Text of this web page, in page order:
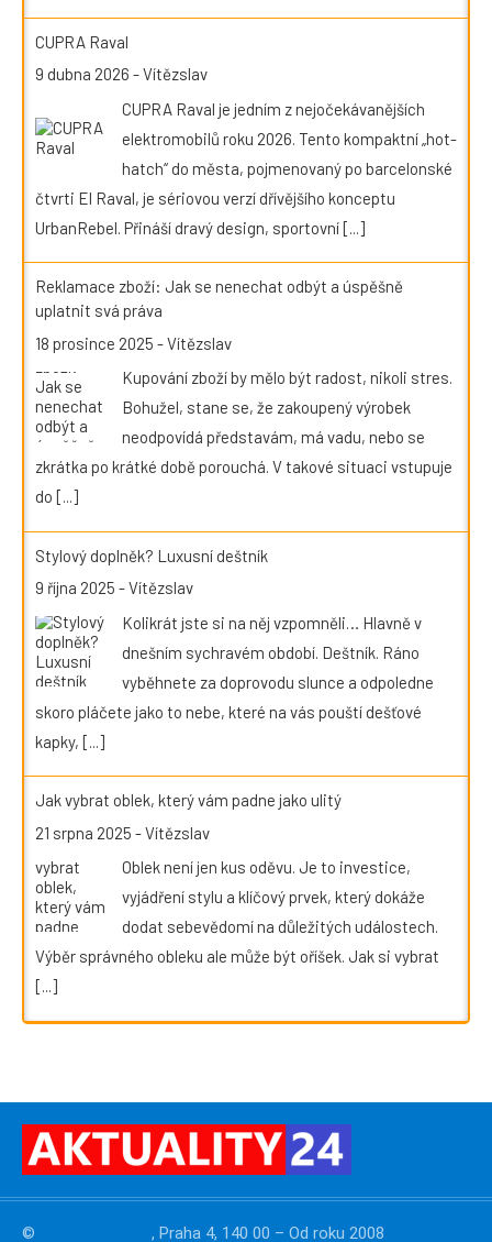
CUPRA Raval
9 dubna 2026 -Vítězslav
CUPRA Raval je jedním z nejočekávanějších
elektromobilů roku 2026. Tento kompaktní „hot-
hatch“ do města, pojmenovaný po barcelonské
čtvrti El Raval, je sériovou verzí dřívějšího konceptu
UrbanRebel. Přináší dravý design, sportovní[...]
Reklamace zboží: Jak se nenechat odbýt a úspěšně
uplatnit svá práva
18 prosince 2025 -Vítězslav
Kupování zboží by mělo být radost, nikoli stres.
Bohužel, stane se, že zakoupený výrobek
neodpovídá představám, má vadu, nebo se
zkrátka po krátké době porouchá. V takové situaci vstupuje
do [...]
Stylový doplněk? Luxusní deštník
9 října 2025 -Vítězslav
Kolikrát jste si na něj vzpomněli… Hlavně v
dnešním sychravém období. Deštník. Ráno
vyběhnete za doprovodu slunce a odpoledne
skoro pláčete jako to nebe, které na vás pouští dešťové
kapky, [...]
Jak vybrat oblek, který vám padne jako ulitý
21 srpna 2025 -Vítězslav
Oblek není jen kus oděvu. Je to investice,
vyjádření stylu a klíčový prvek, který dokáže
dodat sebevědomí na důležitých událostech.
Výběr správného obleku ale může být oříšek. Jak si vybrat
[...]
© , Praha 4, 140 00 – Od roku 2008